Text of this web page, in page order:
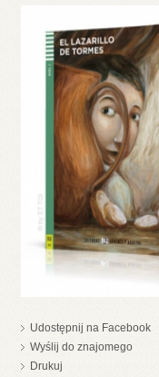
Udostępnij na Facebook
Wyślij do znajomego
Drukuj